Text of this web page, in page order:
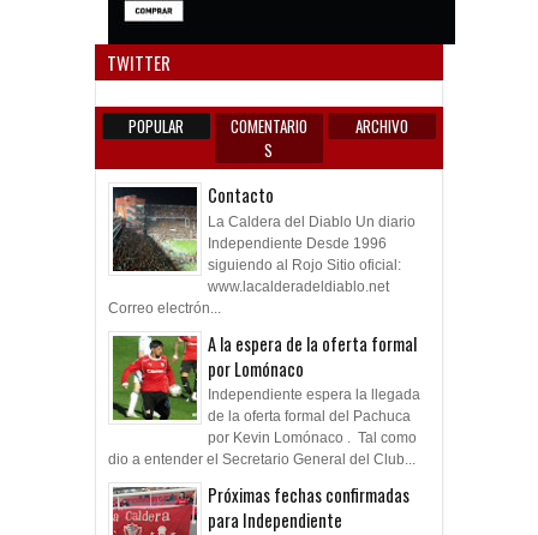
TWITTER
POPULAR
COMENTARIO
S
ARCHIVO
Contacto
La Caldera del Diablo Un diario
Independiente Desde 1996
siguiendo al Rojo Sitio oficial:
www.lacalderadeldiablo.net
Correo electrón...
A la espera de la oferta formal
por Lomónaco
Independiente espera la llegada
de la oferta formal del Pachuca
por Kevin Lomónaco . Tal como
dio a entender el Secretario General del Club...
Próximas fechas confirmadas
para Independiente